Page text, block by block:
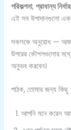
পরিকল্পনা,প্রাধান্য
এই সব উপাদানগুলো
সকলকে অনুরোধ — আজ
উপরের কৌশলগুলোর
অনুভব করবেন।
পাঠক, তোমার জন্য কিছু
আপনি মনে করেন